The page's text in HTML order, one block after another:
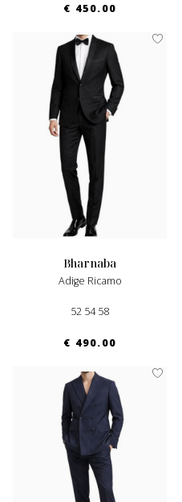
€ 450.00
bharnaba
Adige Ricamo
52 54 58
€ 490.00